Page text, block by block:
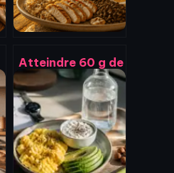
Atteindre 60 g de
protéines par jour
: stratégies de
répartition et
menus types